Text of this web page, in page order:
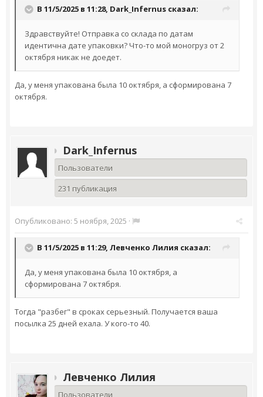
В 11/5/2025 в 11:28, Dark_Infernus сказал:
Здравствуйте! Отправка со склада по датам
идентична дате упаковки? Что-то мой моногруз от 2
октября никак не доедет.
Да, у меня упакована была 10 октября, а сформирована 7
октября.
Dark_Infernus
Пользователи
231 публикация
Опубликовано: 5 ноября, 2025 ·
В 11/5/2025 в 11:29, Левченко Лилия сказал:
Да, у меня упакована была 10 октября, а
сформирована 7 октября.
Тогда "разбег" в сроках серьезный. Получается ваша
посылка 25 дней ехала. У кого-то 40.
Левченко Лилия
Пользователи